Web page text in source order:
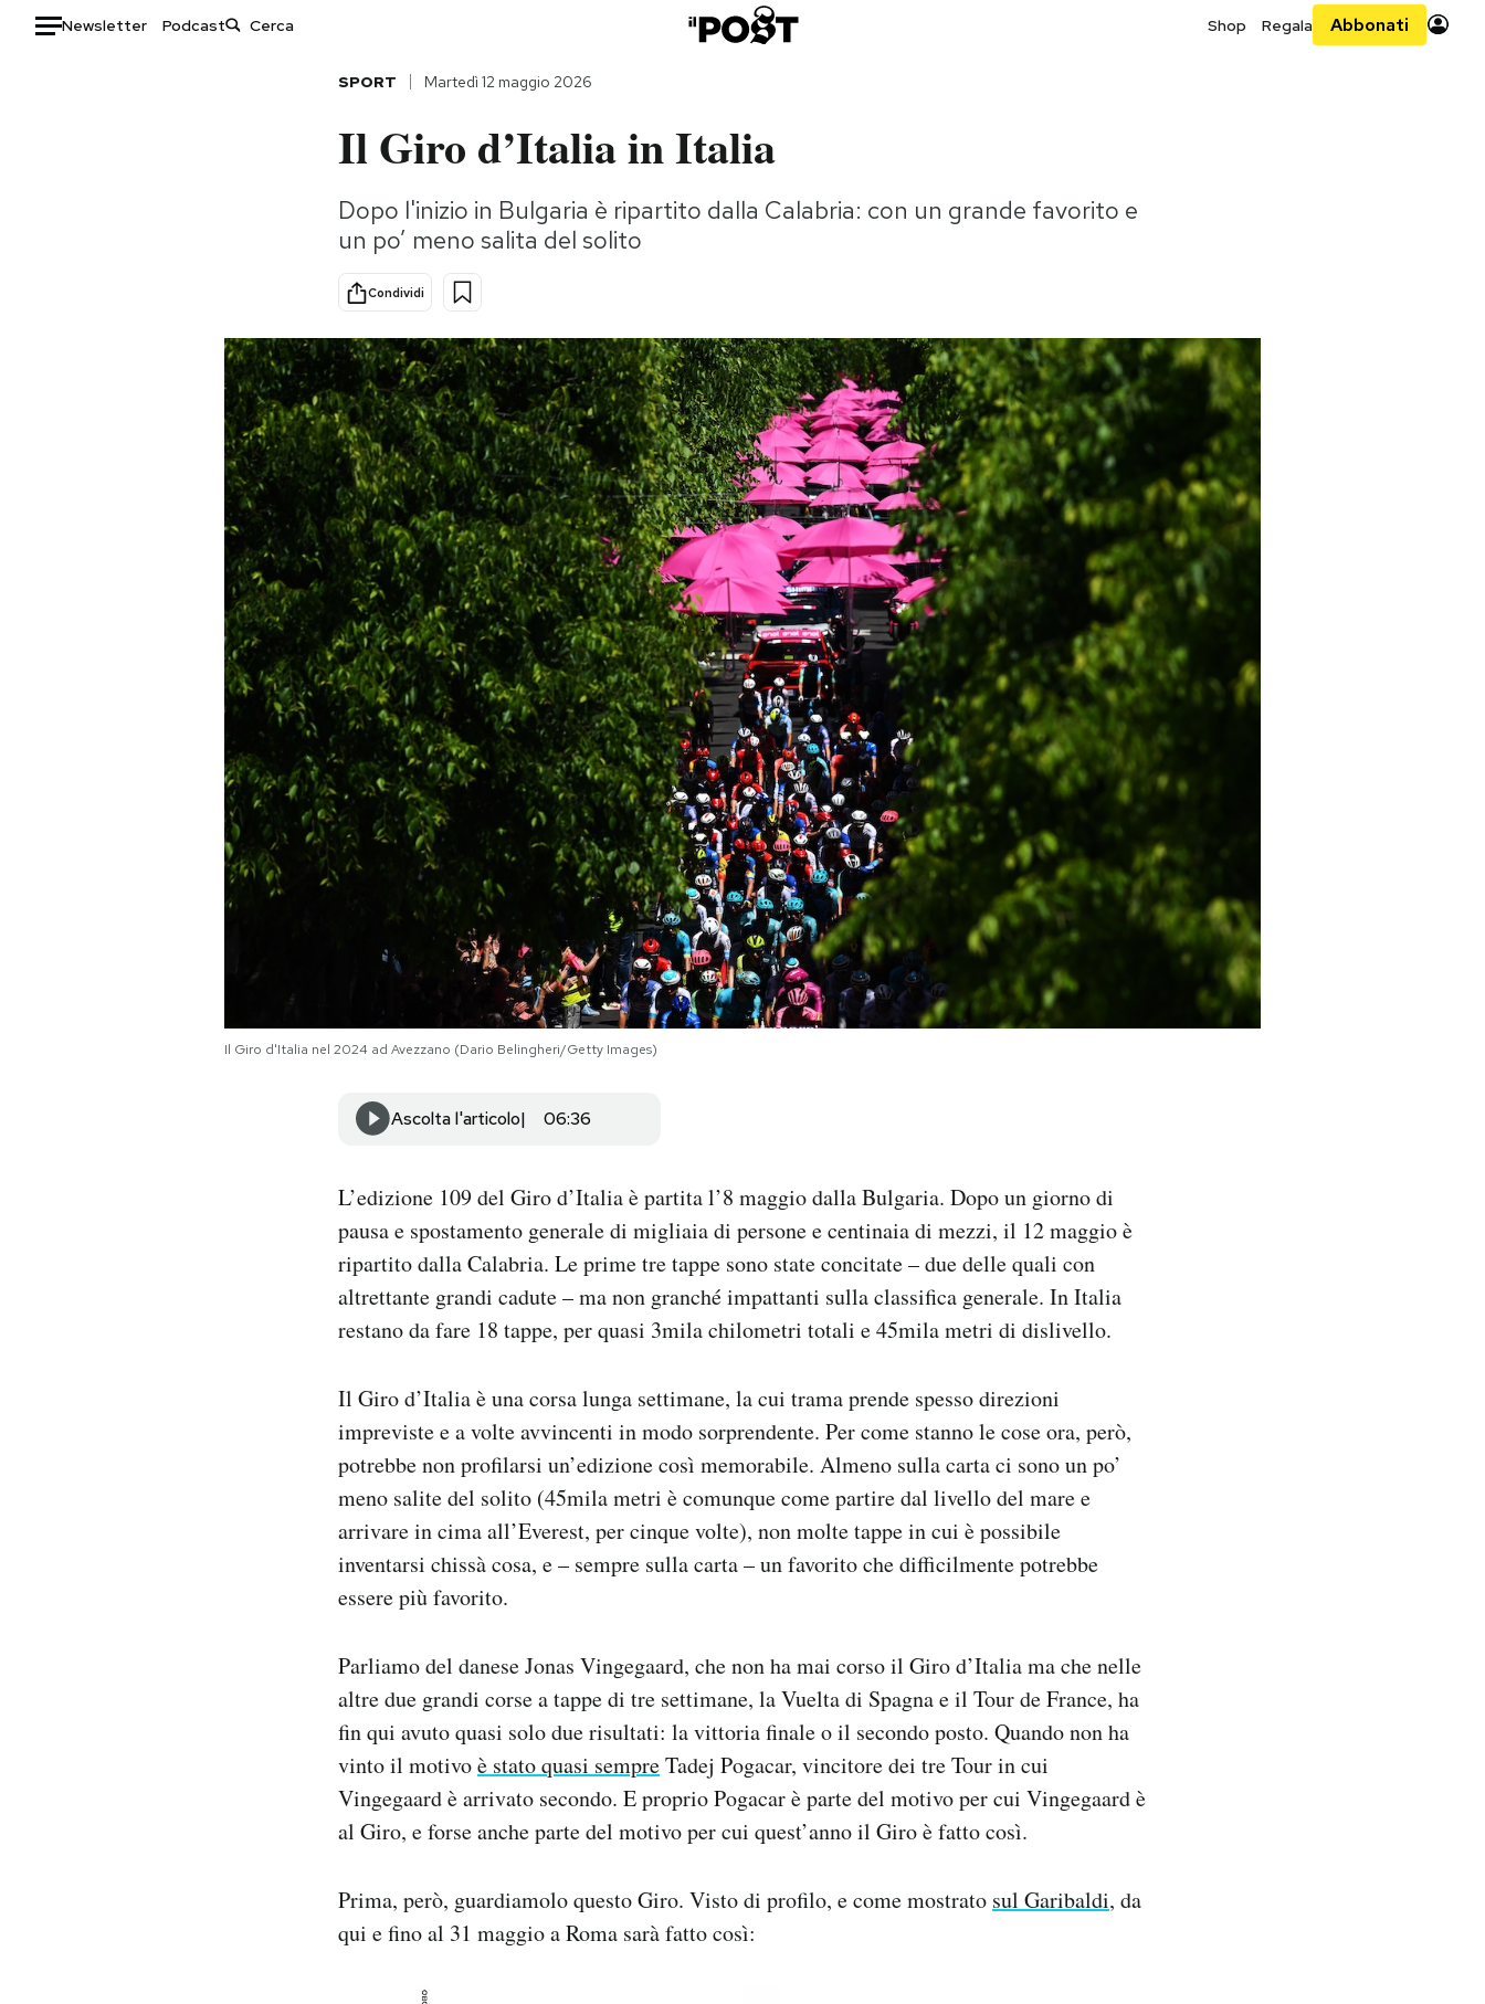
Newsletter Podcast Shop Regala Abbonati
Consumismi
Storie/Idee
Ok Boomer!
Media
Europa
Altrecose
Mondiali calcio 2026
AREA PERSONALE
SPORT Martedì 12 maggio 2026
Il Giro d’Italia in Italia
Dopo l'inizio in Bulgaria è ripartito dalla Calabria: con un grande favorito e
un po’ meno salita del solito
Condividi
Il Giro d'Italia nel 2024 ad Avezzano (Dario Belingheri/Getty Images)
Ascolta l'articolo 06:36
L’edizione 109 del Giro d’Italia è partita l’8 maggio dalla Bulgaria. Dopo un giorno di
pausa e spostamento generale di migliaia di persone e centinaia di mezzi, il 12 maggio è
ripartito dalla Calabria. Le prime tre tappe sono state concitate – due delle quali con
altrettante grandi cadute – ma non granché impattanti sulla classifica generale. In Italia
restano da fare 18 tappe, per quasi 3mila chilometri totali e 45mila metri di dislivello.
Il Giro d’Italia è una corsa lunga settimane, la cui trama prende spesso direzioni
impreviste e a volte avvincenti in modo sorprendente. Per come stanno le cose ora, però,
potrebbe non profilarsi un’edizione così memorabile. Almeno sulla carta ci sono un po’
meno salite del solito (45mila metri è comunque come partire dal livello del mare e
arrivare in cima all’Everest, per cinque volte), non molte tappe in cui è possibile
inventarsi chissà cosa, e – sempre sulla carta – un favorito che difficilmente potrebbe
essere più favorito.
Parliamo del danese Jonas Vingegaard, che non ha mai corso il Giro d’Italia ma che nelle
altre due grandi corse a tappe di tre settimane, la Vuelta di Spagna e il Tour de France, ha
fin qui avuto quasi solo due risultati: la vittoria finale o il secondo posto. Quando non ha
vinto il motivoè stato quasi sempreTadej Pogacar, vincitore dei tre Tour in cui
Vingegaard è arrivato secondo. E proprio Pogacar è parte del motivo per cui Vingegaard è
al Giro, e forse anche parte del motivo per cui quest’anno il Giro è fatto così.
Prima, però, guardiamolo questo Giro. Visto di profilo, e come mostrato sul Garibaldi, da
qui e fino al 31 maggio a Roma sarà fatto così: